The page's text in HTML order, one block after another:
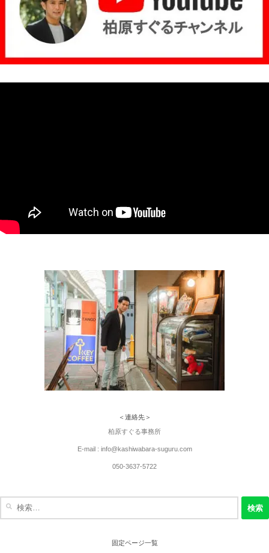
＜連絡先＞
柏原すぐる事務所
E-mail : info@kashiwabara-suguru.com
050-3637-5722
固定ページ一覧